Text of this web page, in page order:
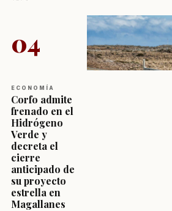
04
ECONOMÍA
Corfo admite
frenado en el
Hidrógeno
Verde y
decreta el
cierre
anticipado de
su proyecto
estrella en
Magallanes